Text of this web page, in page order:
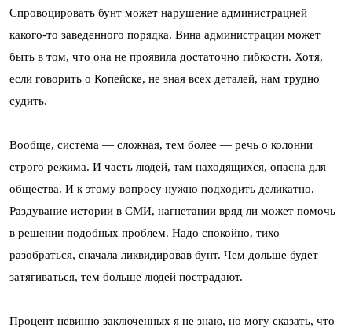
Спровоцировать бунт может нарушение администрацией
какого-то заведенного порядка. Вина администрации может
быть в том, что она не проявила достаточно гибкости. Хотя,
если говорить о Копейске, не зная всех деталей, нам трудно
судить.
Вообще, система — сложная, тем более — речь о колонии
строго режима. И часть людей, там находящихся, опасна для
общества. И к этому вопросу нужно подходить деликатно.
Раздувание истории в СМИ, нагнетании вряд ли может помочь
в решении подобных проблем. Надо спокойно, тихо
разобраться, сначала ликвидировав бунт. Чем дольше будет
затягиваться, тем больше людей пострадают.
Процент невинно заключенных я не знаю, но могу сказать, что